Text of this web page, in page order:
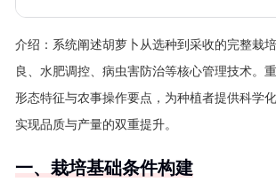
介绍： 系统阐述胡萝卜从选种到采收的完整栽
良、水肥调控、病虫害防治等核心管理技术。
形态特征与农事操作要点，为种植者提供科学
实现品质与产量的双重提升。
一、栽培基础条件构建